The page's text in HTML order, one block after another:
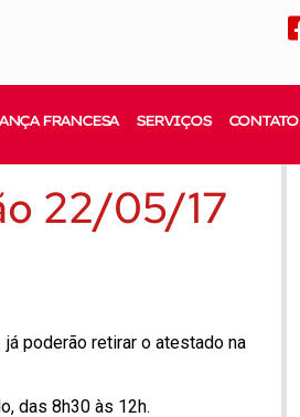
FRANCESA SERVIÇOS CONTATO
22/05/17
poderão retirar o atestado na
das 8h30 às 12h.